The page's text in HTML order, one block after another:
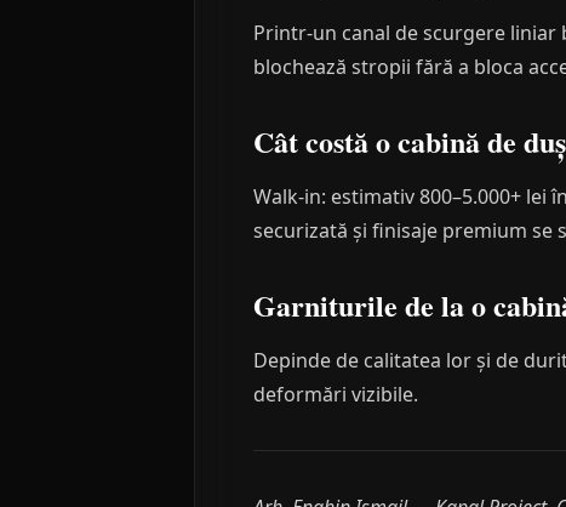
Printr-un canal de scurgere
blochează stropii fără a bloca
Cât costă o cabină de
Walk-in: estimativ 800–5.000+ lei
securizată și finisaje premium se
Garniturile de la o
Depinde de calitatea lor și de
deformări vizibile.